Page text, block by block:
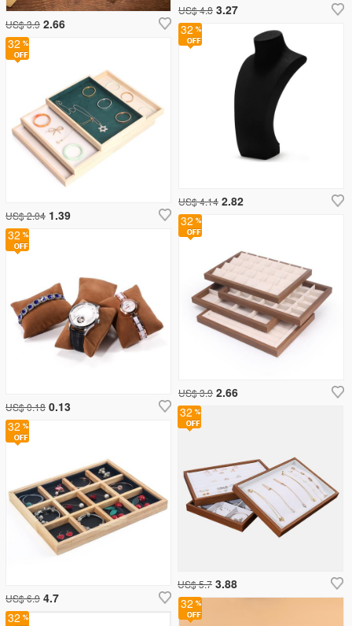
US$ 4.8 3.27
US$ 3.9 2.66 32
US$ 4.14 2.82
32
US$ 2.04 1.39 32
US$ 3.9 2.66
32
32
US$ 0.18 0.13 32
US$ 5.7 3.88
32
US$ 6.9 4.7
32